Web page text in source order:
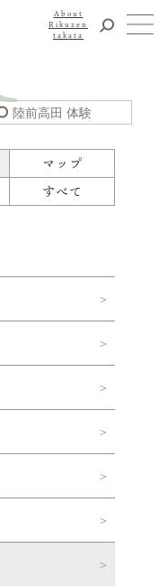
マップ
すべて
About
Rikuzen
takata
All Rights Reserved.